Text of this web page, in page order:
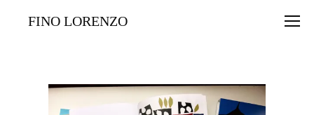
FINO LORENZO